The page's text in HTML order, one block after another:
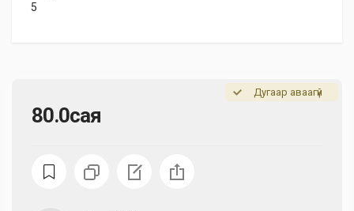
80.0сая
Дугаар аваагүй
5